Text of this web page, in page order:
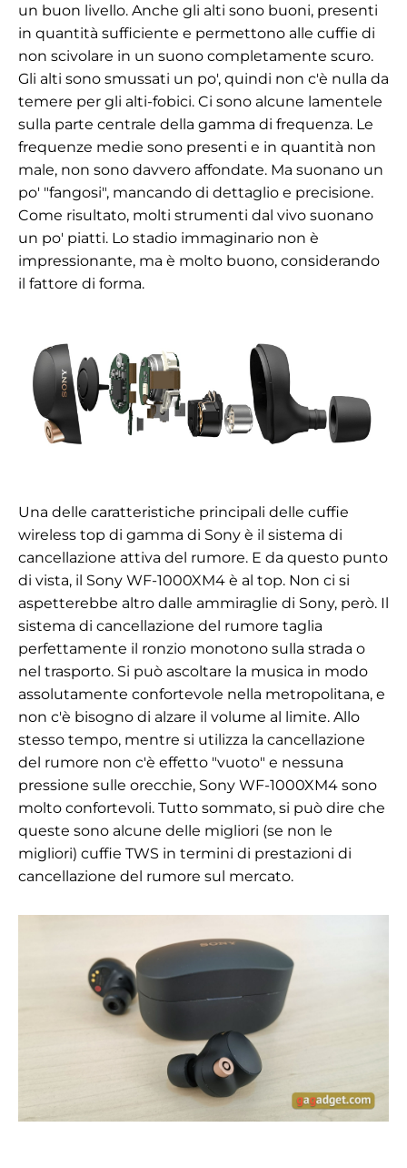
un buon livello. Anche gli alti sono buoni, presenti
in quantità sufficiente e permettono alle cuffie di
non scivolare in un suono completamente scuro.
Gli alti sono smussati un po', quindi non c'è nulla da
temere per gli alti-fobici. Ci sono alcune lamentele
sulla parte centrale della gamma di frequenza. Le
frequenze medie sono presenti e in quantità non
male, non sono davvero affondate. Ma suonano un
po' "fangosi", mancando di dettaglio e precisione.
Come risultato, molti strumenti dal vivo suonano
un po' piatti. Lo stadio immaginario non è
impressionante, ma è molto buono, considerando
il fattore di forma.
Una delle caratteristiche principali delle cuffie
wireless top di gamma di Sony è il sistema di
cancellazione attiva del rumore. E da questo punto
di vista, il Sony WF-1000XM4 è al top. Non ci si
aspetterebbe altro dalle ammiraglie di Sony, però. Il
sistema di cancellazione del rumore taglia
perfettamente il ronzio monotono sulla strada o
nel trasporto. Si può ascoltare la musica in modo
assolutamente confortevole nella metropolitana, e
non c'è bisogno di alzare il volume al limite. Allo
stesso tempo, mentre si utilizza la cancellazione
del rumore non c'è effetto "vuoto" e nessuna
pressione sulle orecchie, Sony WF-1000XM4 sono
molto confortevoli. Tutto sommato, si può dire che
queste sono alcune delle migliori (se non le
migliori) cuffie TWS in termini di prestazioni di
cancellazione del rumore sul mercato.